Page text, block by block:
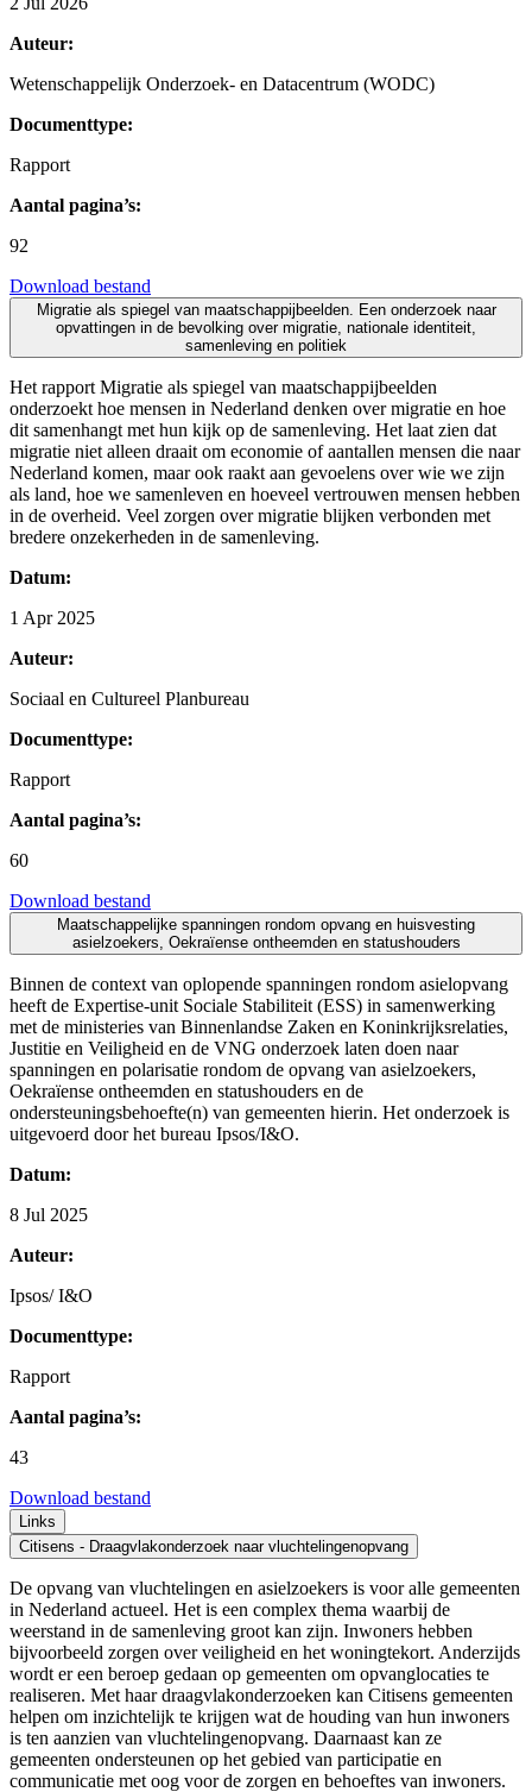
Auteur:
Wetenschappelijk Onderzoek- en Datacentrum (WODC)
Documenttype:
Rapport
Aantal pagina’s:
92
Download bestand
Migratie als spiegel van maatschappijbeelden. Een onderzoek naar
opvattingen in de bevolking over migratie, nationale identiteit,
samenleving en politiek
Het rapport Migratie als spiegel van maatschappijbeelden
onderzoekt hoe mensen in Nederland denken over migratie en hoe
dit samenhangt met hun kijk op de samenleving. Het laat zien dat
migratie niet alleen draait om economie of aantallen mensen die naar
Nederland komen, maar ook raakt aan gevoelens over wie we zijn
als land, hoe we samenleven en hoeveel vertrouwen mensen hebben
in de overheid. Veel zorgen over migratie blijken verbonden met
bredere onzekerheden in de samenleving.
Datum:
1 Apr 2025
Auteur:
Sociaal en Cultureel Planbureau
Documenttype:
Rapport
Aantal pagina’s:
60
Download bestand
Maatschappelijke spanningen rondom opvang en huisvesting
asielzoekers, Oekraïense ontheemden en statushouders
Binnen de context van oplopende spanningen rondom asielopvang
heeft de Expertise-unit Sociale Stabiliteit (ESS) in samenwerking
met de ministeries van Binnenlandse Zaken en Koninkrijksrelaties,
Justitie en Veiligheid en de VNG onderzoek laten doen naar
spanningen en polarisatie rondom de opvang van asielzoekers,
Oekraïense ontheemden en statushouders en de
ondersteuningsbehoefte(n) van gemeenten hierin. Het onderzoek is
uitgevoerd door het bureau Ipsos/I&O.
Datum:
8 Jul 2025
Auteur:
Ipsos/ I&O
Documenttype:
Rapport
Aantal pagina’s:
43
Download bestand
Links
Citisens - Draagvlakonderzoek naar vluchtelingenopvang
De opvang van vluchtelingen en asielzoekers is voor alle gemeenten
in Nederland actueel. Het is een complex thema waarbij de
weerstand in de samenleving groot kan zijn. Inwoners hebben
bijvoorbeeld zorgen over veiligheid en het woningtekort. Anderzijds
wordt er een beroep gedaan op gemeenten om opvanglocaties te
realiseren. Met haar draagvlakonderzoeken kan Citisens gemeenten
helpen om inzichtelijk te krijgen wat de houding van hun inwoners
is ten aanzien van vluchtelingenopvang. Daarnaast kan ze
gemeenten ondersteunen op het gebied van participatie en
communicatie met oog voor de zorgen en behoeftes van inwoners.